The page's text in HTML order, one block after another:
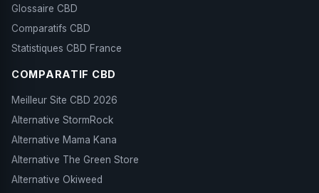
Glossaire CBD
Comparatifs CBD
Statistiques CBD France
COMPARATIF CBD
Meilleur Site CBD 2026
Alternative StormRock
Alternative Mama Kana
Alternative The Green Store
Alternative Okiweed